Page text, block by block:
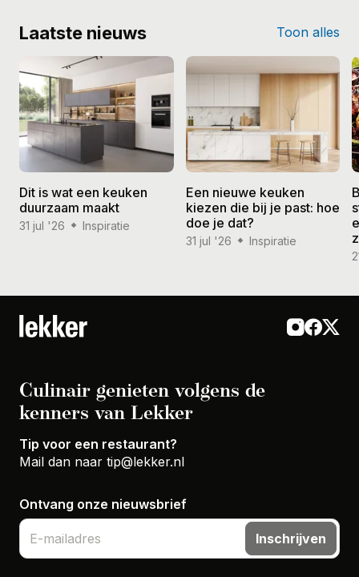
Laatste nieuws Toon alles
Dit is wat een keuken
duurzaam maakt
31 jul '26 Inspiratie
Een nieuwe keuken
kiezen die bij je past: hoe
doe je dat?
31 jul '26 Inspiratie
Culinair genieten volgens de
kenners van Lekker
Tip voor een restaurant?
Mail dan naar tip@lekker.nl
Ontvang onze nieuwsbrief
Inschrijven